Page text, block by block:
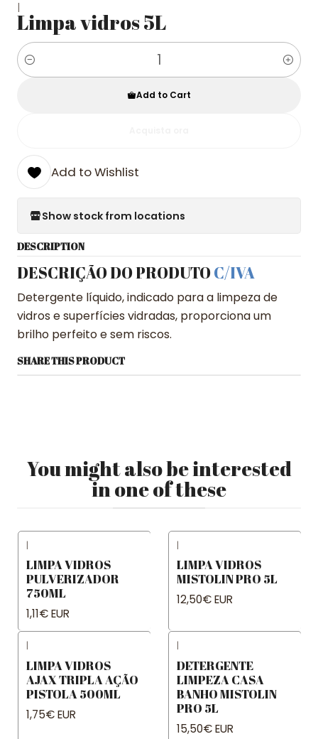
|
Limpa vidros 5L
Quantity
Add to Cart
Add to Wishlist
Show stock from locations
DESCRIPTION
DESCRIÇÃO DO PRODUTOC/IVA
Detergente líquido, indicado para a limpeza de
vidros e superfícies vidradas, proporciona um
brilho perfeito e sem riscos.
SHARE THIS PRODUCT
You might also be interested
in one of these
|
LIMPA VIDROS
PULVERIZADOR
750ML
1,11€ EUR
|
LIMPA VIDROS
MISTOLIN PRO 5L
12,50€ EUR
|
LIMPA VIDROS
AJAX TRIPLA AÇÃO
PISTOLA 500ML
1,75€ EUR
|
DETERGENTE
LIMPEZA CASA
BANHO MISTOLIN
PRO 5L
15,50€ EUR